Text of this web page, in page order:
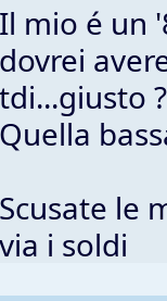
Il mio é un
dovrei
tdi...giusto ?
Quella
Scusate le
via i soldi